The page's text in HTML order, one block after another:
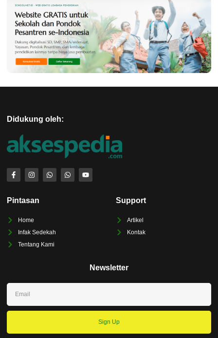
Didukung oleh:
Pintasan
Home
Infak Sedekah
Tentang Kami
Support
Artikel
Kontak
Newsletter
Sign Up